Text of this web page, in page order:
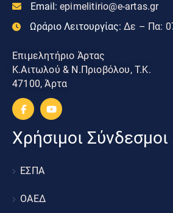
Email: epimelitirio@e-artas.gr
Ωράριο Λειτουργίας: Δε – Πα:
Επιμελητήριο Άρτας
Κ.Αιτωλού & Ν.Πριοβόλου, Τ.Κ.
47100, Άρτα
Χρήσιμοι Σύνδεσμοι
ΕΣΠΑ
ΟΑΕΔ